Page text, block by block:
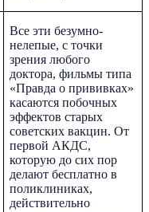
Все эти безумно-
нелепые, с точки
зрения любого
доктора, фильмы типа
«Правда о прививках»
касаются побочных
эффектов старых
советских вакцин. От
первой АКДС,
которую до сих пор
делают бесплатно в
поликлиниках,
действительно